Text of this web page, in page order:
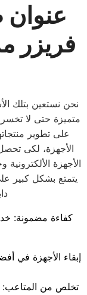
عنوان
فريزر
نحن نستعين بتلك
متميزة حتى لا
على تطوير
الأجهزة، لكى
الأجهزة
يتمتع بشكل كبير